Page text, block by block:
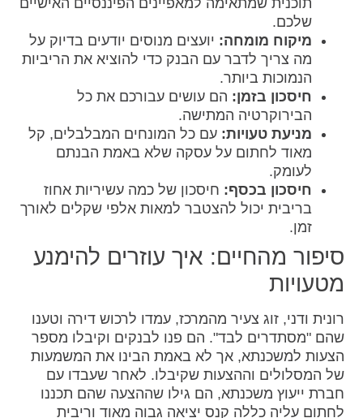
תוכנית שמתאימה למאפיינים הפיננסיים האישיים
שלכם.
מיקוח מומחה: יועצים מנוסים יודעים בדיוק על
מה צריך לדבר עם הבנק כדי להוציא את הריביות
הנמוכות ביותר.
חיסכון בזמן: הם עושים עבורכם את כל
הבירוקרטיה המתישה.
מניעת טעויות: עם כל המונחים המבלבלים, קל
מאוד לחתום על עסקה שלא באמת הבנתם
לעומק.
חיסכון בכסף: חיסכון של כמה עשיריות אחוז
בריבית יכול להצטבר למאות אלפי שקלים לאורך
זמן.
סיפור מהחיים: איך עוזרים להימנע
מטעויות
רונית ודני, זוג צעיר מהמרכז, עמדו לרכוש דירה וטענו
שהם "מסתדרים לבד". הם פנו לבנקים וקיבלו מספר
הצעות למשכנתא, אך לא באמת הבינו את המשמעות
של המסלולים וההצעות שקיבלו. לאחר שעבדו עם
חברת ייעוץ משכנתא, הם גילו שההצעה שהם תכננו
לחתום עליה כללה קנס יציאה גבוה מאוד וריבית